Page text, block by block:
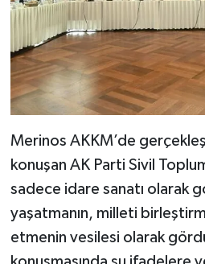
Merinos AKKM’de
konuşan AK Parti Sivil
sadece idare sanatı olarak
yaşatmanın, milleti
etmenin vesilesi olarak